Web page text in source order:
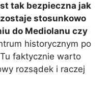
tak bezpieczna jak
stosunkowo
do Mediolanu czy
historycznym po
faktycznie warto
rozsądek i raczej